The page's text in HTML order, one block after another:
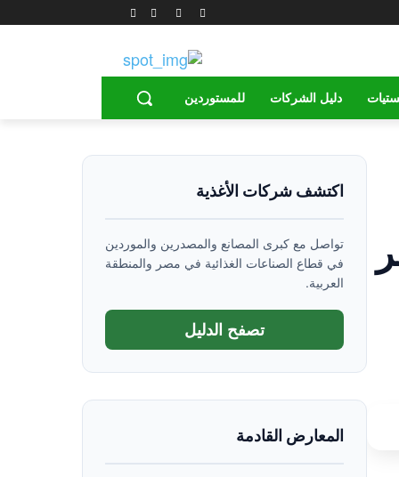
دليل الشركات للمستوردين
اكتشف شركات الأغذية
تواصل مع كبرى المصانع والمصدرين والموردين
في قطاع الصناعات الغذائية في مصر والمنطقة
العربية.
تصفح الدليل
المعارض القادمة